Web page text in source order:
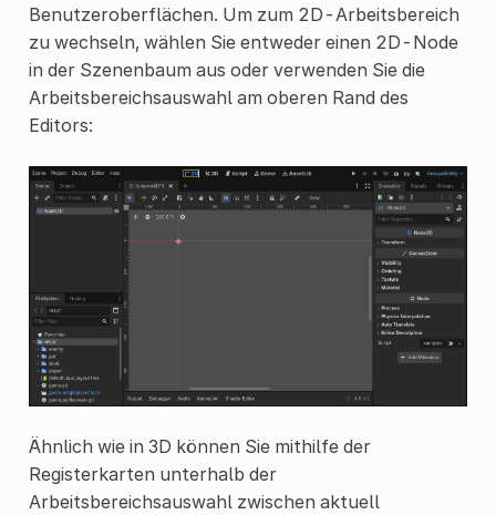
Benutzeroberflächen. Um zum 2D-Arbeitsbereich
zu wechseln, wählen Sie entweder einen 2D-Node
in der Szenenbaum aus oder verwenden Sie die
Arbeitsbereichsauswahl am oberen Rand des
Editors:
Ähnlich wie in 3D können Sie mithilfe der
Registerkarten unterhalb der
Arbeitsbereichsauswahl zwischen aktuell